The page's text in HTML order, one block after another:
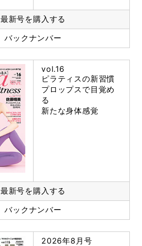
最新号を購入する
バックナンバー
vol.16
ピラティスの新習慣
プロップスで目覚め
る
新たな身体感覚
最新号を購入する
バックナンバー
2026年8月号